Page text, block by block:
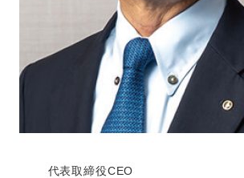
代表取締役CEO